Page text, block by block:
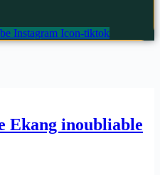
Instagram Icon-tiktok
Ekang inoubliable